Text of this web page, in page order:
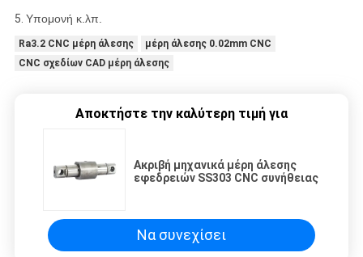
5. Υπομονή κ.λπ.
Ra3.2 CNC μέρη άλεσης
μέρη άλεσης 0.02mm CNC
CNC σχεδίων CAD μέρη άλεσης
Αποκτήστε την καλύτερη τιμή για
Ακριβή μηχανικά μέρη άλεσης
εφεδρειών SS303 CNC συνήθειας
Να συνεχίσει